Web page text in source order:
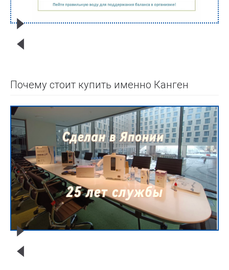
Почему стоит купить именно Канген